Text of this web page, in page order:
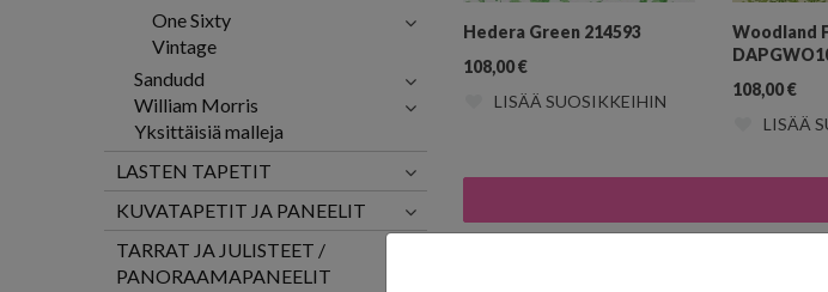
Hedera Green 214593
108,00€
LISÄÄ SUOSIKKEIHIN
Woodland
108,00€
LISÄÄ
One Sixty
Vintage
Sandudd
William Morris
Yksittäisiä malleja
LASTEN TAPETIT
KUVATAPETIT JA PANEELIT
TARRAT JA JULISTEET /
PANORAAMAPANEELIT